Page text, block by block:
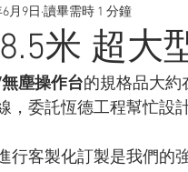
米 超大
月9日 讀畢需時 1 分鐘
塵操作台的規格品大約
，委託恆德工程幫忙設
行客製化訂製是我們的